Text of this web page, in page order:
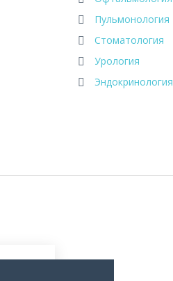
Пульмонология
Стоматология
Урология
Эндокринология